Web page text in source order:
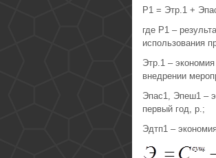
Р1 = Этр.1 +
где Р1 –
использования
Этр.1 –
внедрении
Эпас1, Эпеш1 –
первый год, р.;
Эдтп1 –